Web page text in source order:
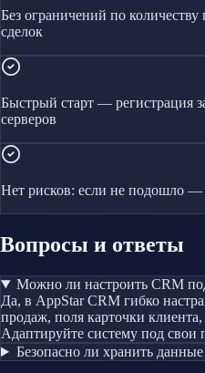
Без ограничений по количеству
сделок
Быстрый старт — регистрация
серверов
Нет рисков: если не подошло —
Вопросы и ответы
Можно ли настроить CRM
Да, в AppStar CRM гибко
продаж, поля карточки
Адаптируйте систему под свои
Безопасно ли хранить